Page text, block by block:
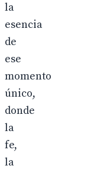
la
esencia
de
ese
momento
único,
donde
la
fe,
la